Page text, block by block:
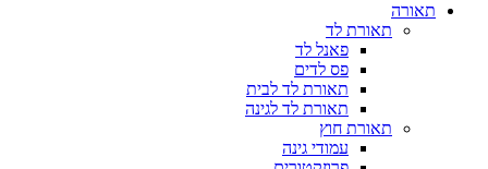
תאורה
תאורת לד
פאנל לד
פס לדים
תאורת לד לבית
תאורת לד לגינה
תאורת חוץ
עמודי גינה